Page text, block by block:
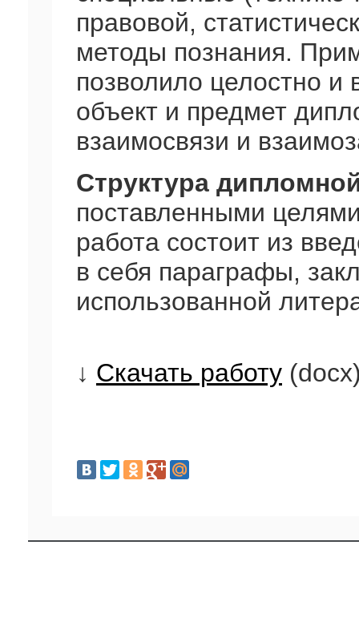
правовой,
методы познания.
позволило целостно и
объект и предмет
взаимосвязи и
Структура
поставленными
работа состоит из
в себя параграфы,
использованной
↓ Скачать работу